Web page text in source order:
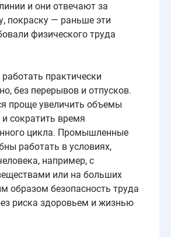
и они отвечают за
покраску — раньше эти
физического труда
практически
без перерывов и отпусков.
проще увеличить объемы
сократить время
цикла. Промышленные
работать в условиях,
например, с
или на больших
образом безопасность труда
риска здоровьем и жизнью